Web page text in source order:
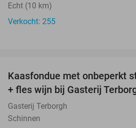
Echt (10 km)
Verkocht: 255
Kaasfondue met onbeperkt
+ fles wijn bij Gasterij
Gasterij Terborgh
Schinnen